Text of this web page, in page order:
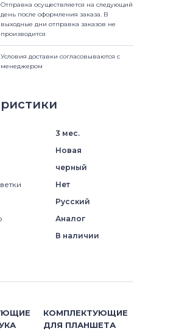
Отправка осуществляется на следующий
день после оформления заказа. В
выходные дни отправка заказов не
производится
Условия доставки согласовываются с
менеджером
3 мес.
Новая
черный
Нет
Русский
Аналог
В наличии
КОМПЛЕКТУЮЩИЕ
ДЛЯ ПЛАНШЕТА